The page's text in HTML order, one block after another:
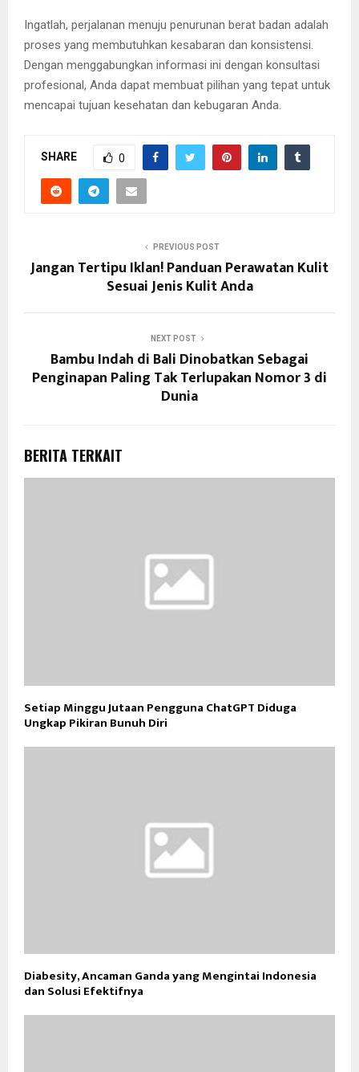
Ingatlah, perjalanan menuju penurunan berat badan adalah
proses yang membutuhkan kesabaran dan konsistensi.
Dengan menggabungkan informasi ini dengan konsultasi
profesional, Anda dapat membuat pilihan yang tepat untuk
mencapai tujuan kesehatan dan kebugaran Anda.
SHARE 0
PREVIOUS POST
Jangan Tertipu Iklan! Panduan Perawatan Kulit
Sesuai Jenis Kulit Anda
NEXT POST
Bambu Indah di Bali Dinobatkan Sebagai
Penginapan Paling Tak Terlupakan Nomor 3 di
Dunia
BERITA TERKAIT
Setiap Minggu Jutaan Pengguna ChatGPT Diduga
Ungkap Pikiran Bunuh Diri
Diabesity, Ancaman Ganda yang Mengintai Indonesia
dan Solusi Efektifnya